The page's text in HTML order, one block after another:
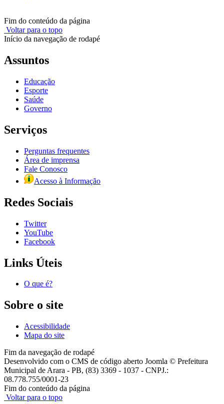
Fim do conteúdo da página
Voltar para o topo
Início da navegação de rodapé
Assuntos
Educação
Esporte
Saúde
Governo
Serviços
Perguntas frequentes
Área de imprensa
Fale Conosco
Acesso à Informação
Redes Sociais
Twitter
YouTube
Facebook
Links Úteis
O que é?
Sobre o site
Acessibilidade
Mapa do site
Fim da navegação de rodapé
Desenvolvido com o CMS de código aberto Joomla © Prefeitura
Municipal de Arara - PB, (83) 3369 - 1037 - CNPJ.:
08.778.755/0001-23
Fim do conteúdo da página
Voltar para o topo